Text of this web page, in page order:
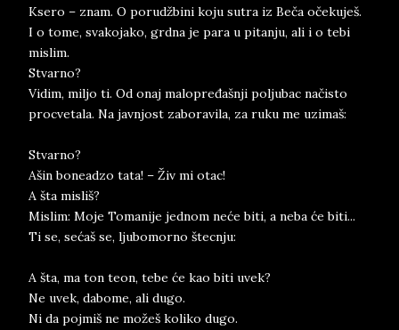
Ksero – znam. O porudžbini koju sutra iz Beča očekuješ.
I o tome, svakojako, grdna je para u pitanju, ali i o tebi
mislim.
Stvarno?
Vidim, miljo ti. Od onaj malopređašnji poljubac načisto
procvetala. Na javnjost zaboravila, za ruku me uzimaš:
Stvarno?
Ašin boneadzo tata! – Živ mi otac!
A šta misliš?
Mislim: Moje Tomanije jednom neće biti, a neba će biti...
Ti se, sećaš se, ljubomorno štecnju:
A šta, ma ton teon, tebe će kao biti uvek?
Ne uvek, dabome, ali dugo.
Ni da pojmiš ne možeš koliko dugo.